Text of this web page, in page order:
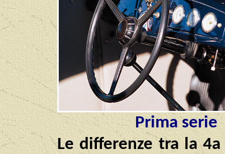
Prima serie
Le differenze tra la